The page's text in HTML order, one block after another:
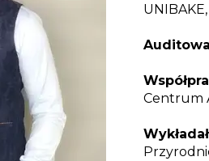
Centrum